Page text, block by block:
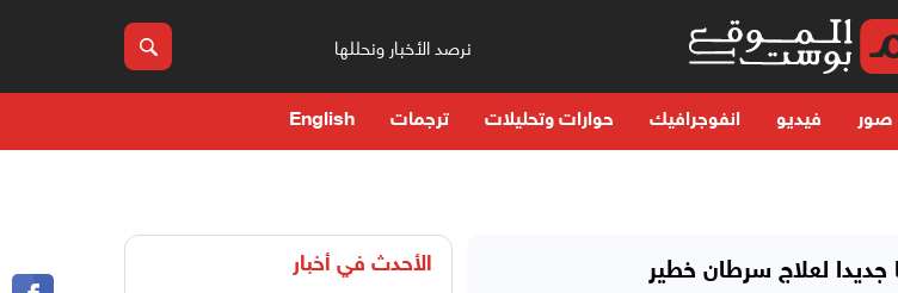
نرصد الأخبار ونحللها
صور فيديو انفوجرافيك حوارات وتحليلات ترجمات English
لعلاج سرطان خطير الأحدث في أخبار